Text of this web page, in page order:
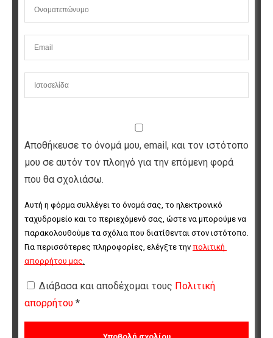
Αποθήκευσε το όνομά μου, email, και τον ιστότοπο
μου σε αυτόν τον πλοηγό για την επόμενη φορά
που θα σχολιάσω.
Αυτή η φόρμα συλλέγει το όνομά σας, το ηλεκτρονικό
ταχυδρομείο και το περιεχόμενό σας, ώστε να μπορούμε να
παρακολουθούμε τα σχόλια που διατίθενται στον ιστότοπο.
Για περισσότερες πληροφορίες, ελέγξτε την πολιτική
απορρήτου μας
Διάβασα και αποδέχομαι τους Πολιτική
απορρήτου *